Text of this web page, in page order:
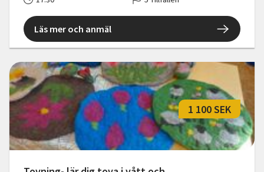
Läs mer och anmäl
1 100 SEK